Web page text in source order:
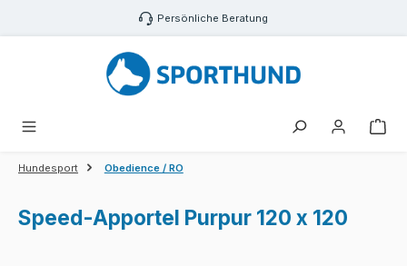
Zum Hauptinhalt springen Persönliche Beratung
Hundesport Obedience / RO
Speed-Apportel Purpur 120 x 120